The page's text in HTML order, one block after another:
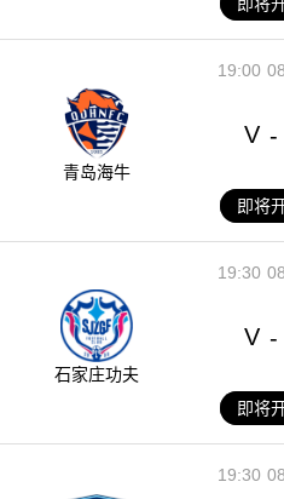
19:00
青岛海牛
V -
即将
19:30
石家庄功夫
V -
即将
19:30